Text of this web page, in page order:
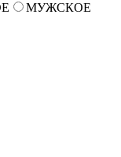
МУЖСКОЕ